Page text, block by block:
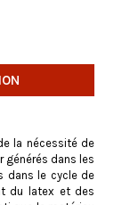
la nécessité de
générés dans les
dans le cycle de
du latex et des